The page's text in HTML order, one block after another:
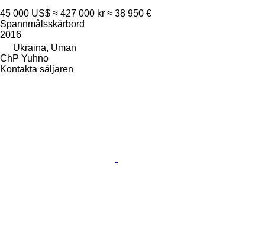
45 000 US$ ≈ 427 000 kr ≈ 38 950 €
Spannmålsskärbord
2016
Ukraina, Uman
ChP Yuhno
Kontakta säljaren